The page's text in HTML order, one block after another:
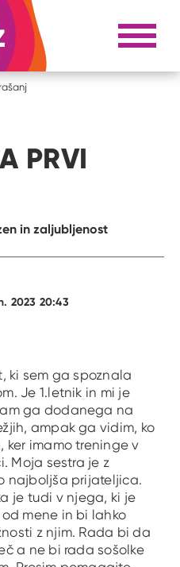
#to sem jaz Razpri
PRVI
in zaljubljenost
2023 20:43
ki sem ga spoznala
Je 1.letnik in mi je
ga dodanega na
ampak ga vidim, ko
ker imamo treninge v
Moja sestra je z
najboljša prijateljica.
je tudi v njega, ki je
mene in bi lahko
z njim. Rada bi da
a ne bi rada sošolke